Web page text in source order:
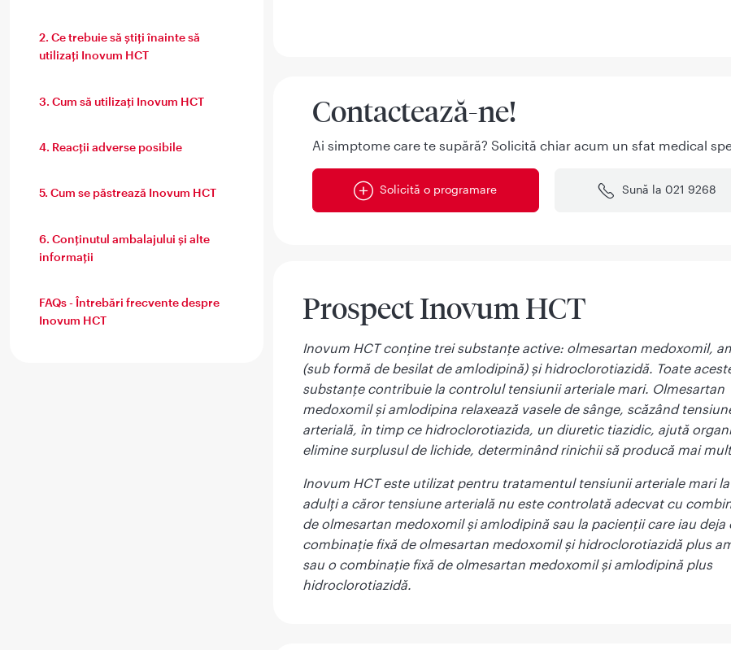
2. Ce trebuie să ştiţi înainte să
utilizaţi Inovum HCT
3. Cum să utilizați Inovum HCT
4. Reacţii adverse posibile
5. Cum se păstrează Inovum HCT
6. Conţinutul ambalajului şi alte
informaţii
FAQs - Întrebări frecvente despre
Inovum HCT
Contactează-ne!
Ai simptome care te supără? Solicită chiar acum un sfat medical
Solicită o programare Sună la 021 9268
Prospect Inovum HCT
Inovum HCT conţine trei substanţe active: olmesartan medoxomil,
(sub formă de besilat de amlodipină) şi hidroclorotiazidă. Toate
substanțe contribuie la controlul tensiunii arteriale mari. Olmesartan
medoxomil și amlodipina relaxează vasele de sânge, scăzând
arterială, în timp ce hidroclorotiazida, un diuretic tiazidic, ajută
elimine surplusul de lichide, determinând rinichii să producă mai
Inovum HCT este utilizat pentru tratamentul tensiunii arteriale mari
adulţi a căror tensiune arterială nu este controlată adecvat cu
de olmesartan medoxomil și amlodipină sau la pacienţii care iau deja
combinație fixă de olmesartan medoxomil și hidroclorotiazidă plus
sau o combinație fixă de olmesartan medoxomil și amlodipină plus
hidroclorotiazidă.